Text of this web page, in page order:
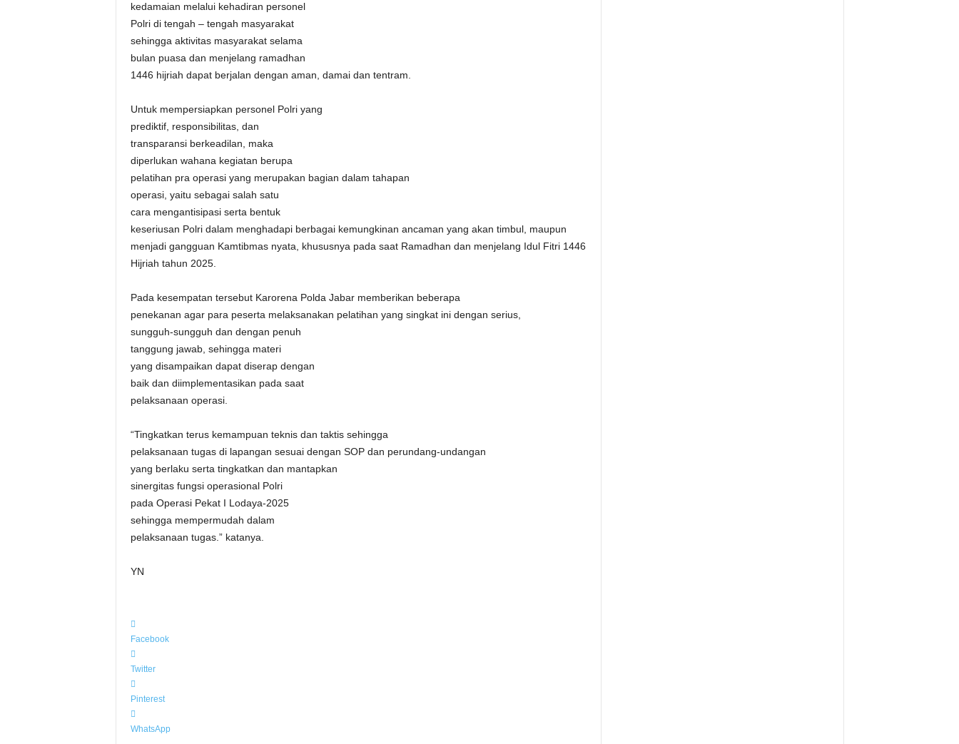
kedamaian melalui kehadiran personel
Polri di tengah – tengah masyarakat
sehingga aktivitas masyarakat selama
bulan puasa dan menjelang ramadhan
1446 hijriah dapat berjalan dengan aman, damai dan tentram.
Untuk mempersiapkan personel Polri yang
prediktif, responsibilitas, dan
transparansi berkeadilan, maka
diperlukan wahana kegiatan berupa
pelatihan pra operasi yang merupakan bagian dalam tahapan
operasi, yaitu sebagai salah satu
cara mengantisipasi serta bentuk
keseriusan Polri dalam menghadapi berbagai kemungkinan ancaman yang akan timbul, maupun
menjadi gangguan Kamtibmas nyata, khususnya pada saat Ramadhan dan menjelang Idul Fitri 1446
Hijriah tahun 2025.
Pada kesempatan tersebut Karorena Polda Jabar memberikan beberapa
penekanan agar para peserta melaksanakan pelatihan yang singkat ini dengan serius,
sungguh-sungguh dan dengan penuh
tanggung jawab, sehingga materi
yang disampaikan dapat diserap dengan
baik dan diimplementasikan pada saat
pelaksanaan operasi.
“Tingkatkan terus kemampuan teknis dan taktis sehingga
pelaksanaan tugas di lapangan sesuai dengan SOP dan perundang-undangan
yang berlaku serta tingkatkan dan mantapkan
sinergitas fungsi operasional Polri
pada Operasi Pekat I Lodaya-2025
sehingga mempermudah dalam
pelaksanaan tugas.” katanya.
YN
Facebook
Twitter
Pinterest
WhatsApp